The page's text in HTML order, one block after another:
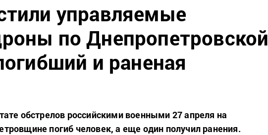
управляемые
по Днепропетровской
и раненая
обстрелов российскими военными 27 апреля на
погиб человек, а еще один получил ранения.